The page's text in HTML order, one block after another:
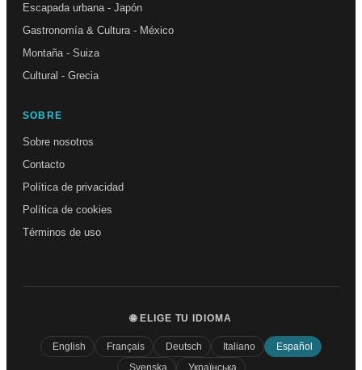
Escapada urbana - Japón
Gastronomía & Cultura - México
Montaña - Suiza
Cultural - Grecia
SOBRE
Sobre nosotros
Contacto
Política de privacidad
Política de cookies
Términos de uso
🌐 ELIGE TU IDIOMA
English Français Deutsch Italiano
Español
Svenska
Українська